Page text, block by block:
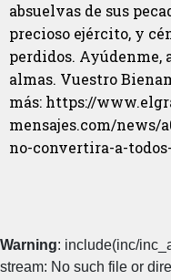
absuelvas de sus
precioso ejército, y
perdidos. Ayúdenme,
almas. Vuestro
más: https://
mensajes.com/news/
no-convertira-a-
Warning: include(inc/
stream: No such file or